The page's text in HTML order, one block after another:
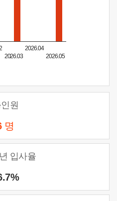
2026.03
2026.04
2026.05
원
명
입사율